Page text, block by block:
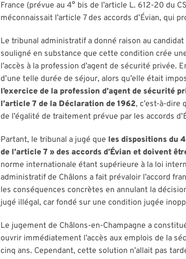
France (prévue au 4° bis de l’article L. 612-20 du
méconnaissait l’article 7 des accords d’Évian, qui
Le tribunal administratif a donné raison au
souligné en substance que cette condition crée
l’accès à la profession d’agent de sécurité
d’une telle durée de séjour, alors qu’elle était
l’exercice de la profession d’agent de sécurité
l’article 7 de la Déclaration de 1962, c’est-à-dire
de l’égalité de traitement prévue par les accords
Partant, le tribunal a jugé que les dispositions du
de l’article 7 » des accords d’Évian et doivent
norme internationale étant supérieure à la loi
administratif de Châlons a fait prévaloir l’accord
les conséquences concrètes en annulant la
jugé illégal, car fondé sur une condition jugée
Le jugement de Châlons-en-Champagne a
ouvrir immédiatement l’accès aux emplois de la
cinq ans. Cependant, cette solution n’allait pas